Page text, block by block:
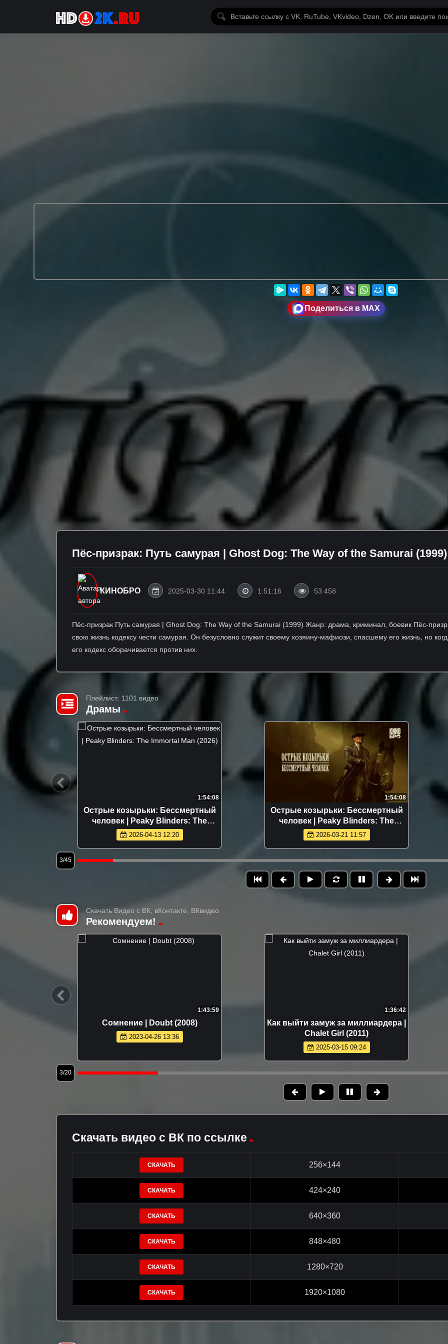
Поделиться в MAX
Пёс-призрак: Путь самурая | Ghost Dog: The Way of the Samurai (1999)
КИНОБРО 2025-03-30 11:44 1:51:16 53 458
Пёс-призрак Путь самурая | Ghost Dog: The Way of the Samurai (1999) Жанр: драма, криминал, боевик Пёс-
свою жизнь кодексу чести самурая. Он безусловно служит своему хозяину-мафиози, спасшему его жизнь, но
его кодекс оборачивается против них.
Плейлист: 1101 видео
Драмы
1:54:08
Острые козырьки: Бессмертный
человек | Peaky Blinders: The
Immortal Man (2026)
2026-04-13 12:20
1:54:08
Острые козырьки: Бессмертный
человек | Peaky Blinders: The
Immortal Man (2026)
2026-03-21 11:57
3/45
Скачать Видео с ВК, вКонтакте, ВКвидео
Рекомендуем!
1:43:59
Сомнениe | Doubt (2008)
2023-04-26 13:36
1:36:42
Как выйти замуж за миллиардера |
Chalet Girl (2011)
2025-03-15 09:24
3/20
Скачать видео с ВК по ссылке
СКАЧАТЬ 256×144
СКАЧАТЬ 424×240
СКАЧАТЬ 640×360
СКАЧАТЬ 848×480
СКАЧАТЬ 1280×720
СКАЧАТЬ 1920×1080